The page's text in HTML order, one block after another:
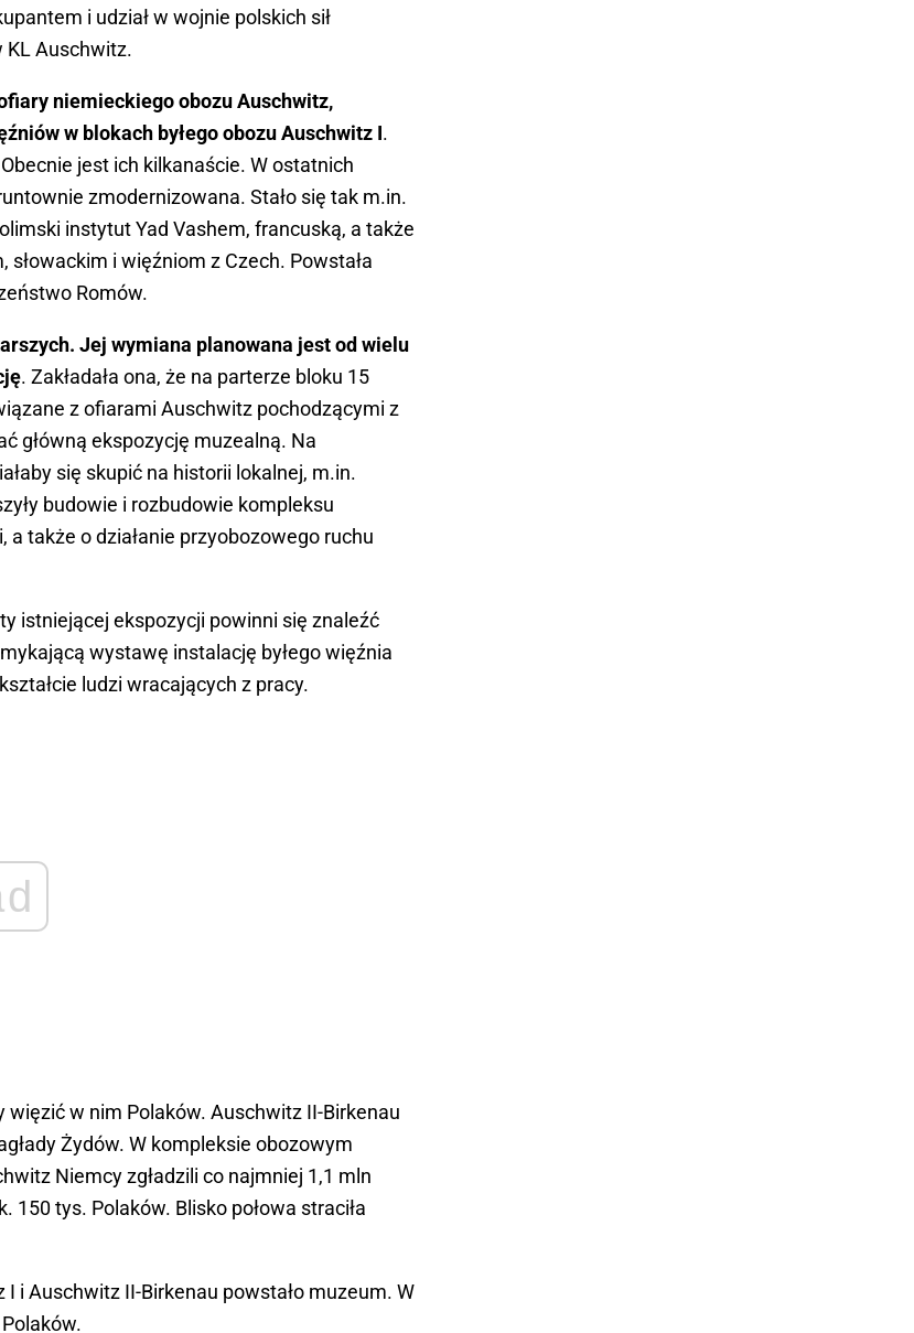
i udział w wojnie polskich sił
KL Auschwitz.
niemieckiego obozu Auschwitz,
w blokach byłego obozu Auschwitz I.
jest ich kilkanaście. W ostatnich
zmodernizowana. Stało się tak m.in.
instytut Yad Vashem, francuską, a także
i więźniom z Czech. Powstała
Romów.
Jej wymiana planowana jest od wielu
. Zakładała ona, że na parterze bloku 15
z ofiarami Auschwitz pochodzącymi z
główną ekspozycję muzealną. Na
się skupić na historii lokalnej, m.in.
budowie i rozbudowie kompleksu
także o działanie przyobozowego ruchu
istniejącej ekspozycji powinni się znaleźć
wystawę instalację byłego więźnia
ludzi wracających z pracy.
więzić w nim Polaków. Auschwitz II-Birkenau
Żydów. W kompleksie obozowym
Niemcy zgładzili co najmniej 1,1 mln
150 tys. Polaków. Blisko połowa straciła
i Auschwitz II-Birkenau powstało muzeum. W